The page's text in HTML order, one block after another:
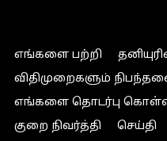
எங்களை பற்றி
விதிமுறைகளும்
எங்களை தொடர்பு
குறை நிவர்த்தி
செய்தி